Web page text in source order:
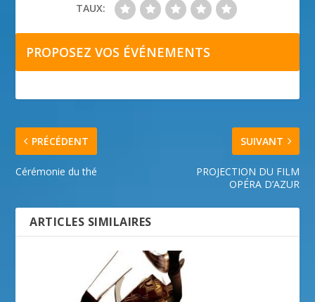
TAUX:
PROPOSEZ VOS ÉVÉNEMENTS
PRÉCÉDENT
Cérémonie du thé
SUIVANT
PROJECTION DU FILM
OPÉRA D’AZUR
ARTICLES SIMILAIRES